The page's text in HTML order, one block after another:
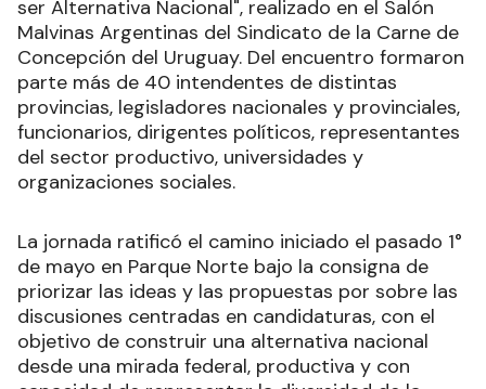
ser Alternativa Nacional", realizado en el Salón
Malvinas Argentinas del Sindicato de la Carne de
Concepción del Uruguay. Del encuentro formaron
parte más de 40 intendentes de distintas
provincias, legisladores nacionales y provinciales,
funcionarios, dirigentes políticos, representantes
del sector productivo, universidades y
organizaciones sociales.
La jornada ratificó el camino iniciado el pasado 1°
de mayo en Parque Norte bajo la consigna de
priorizar las ideas y las propuestas por sobre las
discusiones centradas en candidaturas, con el
objetivo de construir una alternativa nacional
desde una mirada federal, productiva y con